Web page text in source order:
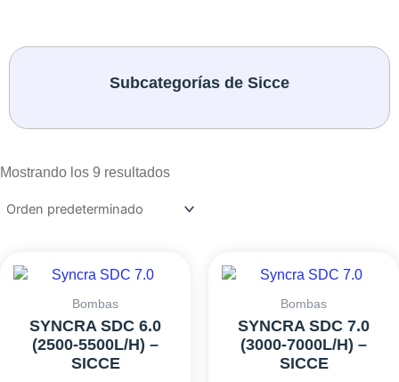
Subcategorías de Sicce
Mostrando los 9 resultados
Bombas
SYNCRA SDC 6.0
(2500-5500L/H) –
SICCE
Bombas
SYNCRA SDC 7.0
(3000-7000L/H) –
SICCE